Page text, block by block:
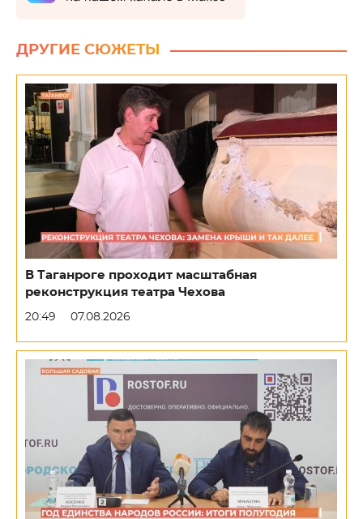
ДРУГИЕ СЮЖЕТЫ
В Таганроге проходит масштабная
реконструкция театра Чехова
20:49 07.08.2026